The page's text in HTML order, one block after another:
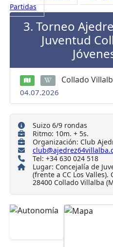
Partidas
3. Torneo
Juventud
Collado
04.07.2026
Suizo 6/9 rondas
Ritmo: 10m. + 5s.
Organización: Club
Tel: +34 630 024 518
Lugar: Concejalía de
(frente a CC Los Valles).
28400 Collado Villalba